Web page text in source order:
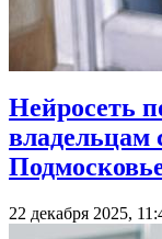
Нейросеть
владельцам
22 декабря 2025,